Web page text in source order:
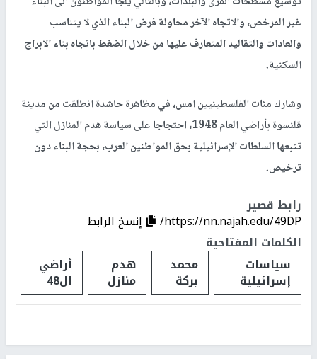
غير المرخص، والاتجاه الآخر محاولة فرض البناء الذي لا يتناسب
والعادات والتقاليد المتعارف عليها من خلال الضغط باتجاه بناء الابراج
السكنية.
وشارك مئات الفلسطينيين امس، في مظاهرة حاشدة انطلقت من مدينة
قلنسوة بأراضي العام 1948، احتجاجا على سياسة هدم المنازل التي
تتبعها السلطات الإسرائيلية بحق المواطنين العرب، بحجة البناء دون
ترخيص.
رابط قصير
https://nn.najah.edu/49DP/
إنسخ الرابط
الكلمات المفتاحية
سياسات
إسرائيلية
محمد
بركة
هدم
منازل
أراضي
ال48